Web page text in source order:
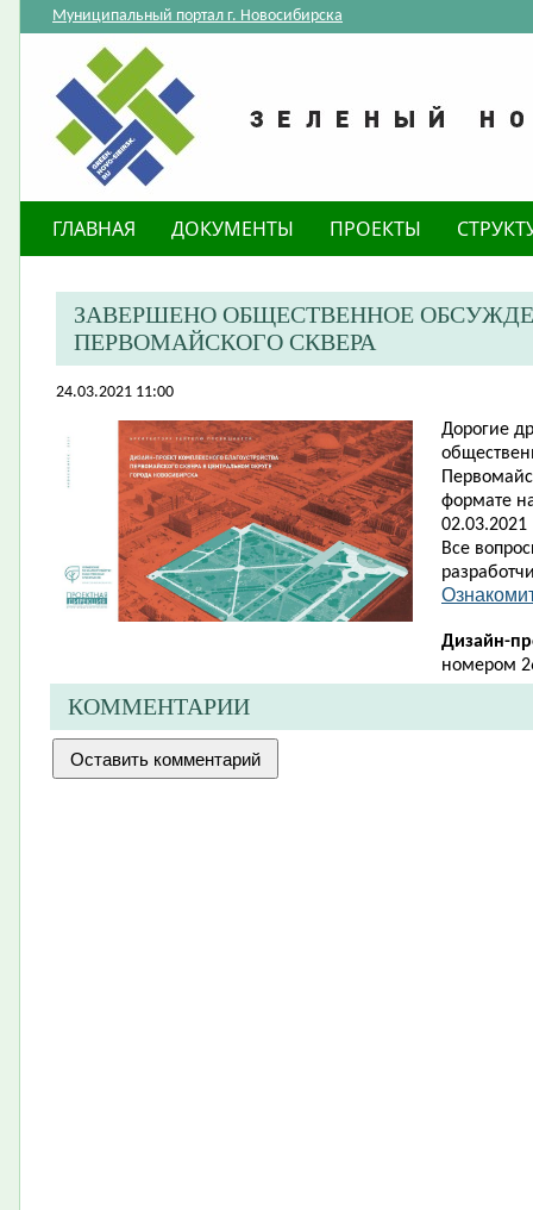
Муниципальный портал г. Новосибирска
ГЛАВНАЯ ДОКУМЕНТЫ ПРОЕКТЫ
ЗАВЕРШЕНО ОБЩЕСТВЕННОЕ
ПЕРВОМАЙСКОГО СКВЕРА
24.03.2021 11:00
Дорогие
формате
Все
Дизайн-
номером
КОММЕНТАРИИ